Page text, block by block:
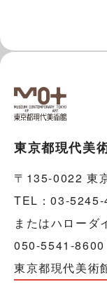
東京都現代美
〒135-0022 東
TEL：03-5245-
またはハローダ
050-5541-8600
東京都現代美術